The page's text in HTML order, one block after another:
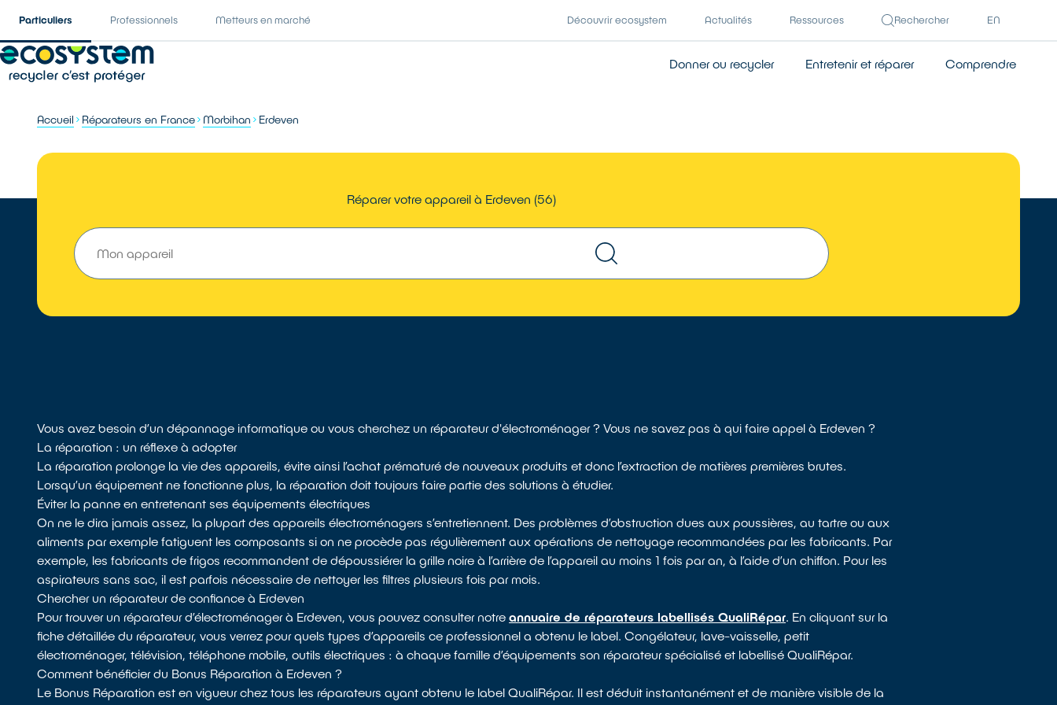
Particuliers Professionnels Metteurs en marché Découvrir ecosystem Actualités Ressources Rechercher EN
Donner ou recycler Entretenir et réparer Comprendre
Accueil Réparateurs en France Morbihan Erdeven
Réparer votre appareil à Erdeven (56)
Vous avez besoin d’un dépannage informatique ou vous cherchez un réparateur d'électroménager ? Vous ne savez pas à qui faire appel à Erdeven ?
La réparation : un réflexe à adopter
La réparation prolonge la vie des appareils, évite ainsi l’achat prématuré de nouveaux produits et donc l’extraction de matières premières brutes.
Lorsqu’un équipement ne fonctionne plus, la réparation doit toujours faire partie des solutions à étudier.
Éviter la panne en entretenant ses équipements électriques
On ne le dira jamais assez, la plupart des appareils électroménagers s’entretiennent. Des problèmes d’obstruction dues aux poussières, au tartre ou aux
aliments par exemple fatiguent les composants si on ne procède pas régulièrement aux opérations de nettoyage recommandées par les fabricants. Par
exemple, les fabricants de frigos recommandent de dépoussiérer la grille noire à l’arrière de l’appareil au moins 1 fois par an, à l’aide d’un chiffon. Pour les
aspirateurs sans sac, il est parfois nécessaire de nettoyer les filtres plusieurs fois par mois.
Chercher un réparateur de confiance à Erdeven
Pour trouver un réparateur d’électroménager à Erdeven, vous pouvez consulter notreannuaire de réparateurs labellisés QualiRépar. En cliquant sur la
fiche détaillée du réparateur, vous verrez pour quels types d’appareils ce professionnel a obtenu le label. Congélateur, lave-vaisselle, petit
électroménager, télévision, téléphone mobile, outils électriques : à chaque famille d’équipements son réparateur spécialisé et labellisé QualiRépar.
Comment bénéficier du Bonus Réparation à Erdeven ?
Le Bonus Réparation est en vigueur chez tous les réparateurs ayant obtenu le label QualiRépar. Il est déduit instantanément et de manière visible de la